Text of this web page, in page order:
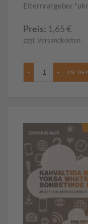
Elternratgeber
Preis: 1,65€
zzgl. Versandkosten
− +